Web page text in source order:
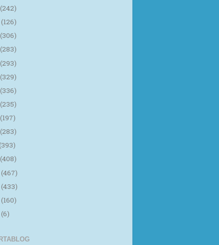
(242)
(126)
(306)
(283)
(293)
(329)
(336)
(235)
(197)
(283)
(408)
(467)
(433)
(160)
(6)